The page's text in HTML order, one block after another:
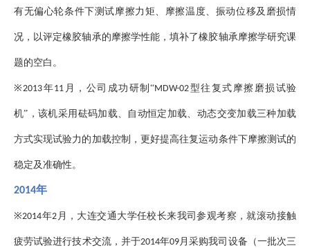
有无偏心轮条件下测试摩擦力矩、摩擦温度、振动位移及磨损情
况，以评定橡胶轴承的摩擦学性能，填补了橡胶轴承摩擦学研究课
题的空白。
※2013年11 月，公司成功研制“MDW-02型往复式摩擦磨损试验
机”，该机采用砝码加载、自动恒定加载、动态交变加载三种加载
方式实现试验力的加载控制，更好提高往复运动条件下摩擦测试的
稳定及准确性。
2014年
※2014年2 月，大连交通大学任校长来我司参观考察，就滚动接触
疲劳试验进行技术交流，并于2014年09月采购我司设备（一批次三